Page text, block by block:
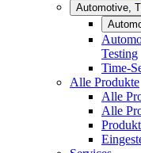
Automotive,
Testing
Time-
Alle Produkte
Alle
Alle